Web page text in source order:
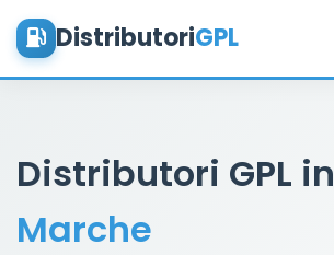
DistributoriGPL
Distributori GPL in
Marche